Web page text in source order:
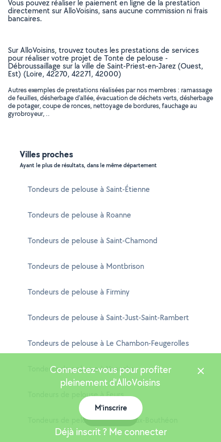
Vous pouvez réaliser le paiement en ligne de la prestation
directement sur AlloVoisins, sans aucune commission ni frais
bancaires.
Sur AlloVoisins, trouvez toutes les prestations de services
pour réaliser votre projet de Tonte de pelouse -
Débroussaillage sur la ville de Saint-Priest-en-Jarez (Ouest,
Est) (Loire, 42270, 42271, 42000)
Autres exemples de prestations réalisées par nos membres : ramassage
de feuilles, désherbage d'allée, évacuation de déchets verts, désherbage
de potager, coupe de ronces, nettoyage de bordures, fauchage au
gyrobroyeur, ..
Villes proches
Ayant le plus de résultats, dans le même département
Tondeurs de pelouse à Saint-Étienne
Tondeurs de pelouse à Roanne
Tondeurs de pelouse à Saint-Chamond
Tondeurs de pelouse à Montbrison
Tondeurs de pelouse à Firminy
Tondeurs de pelouse à Saint-Just-Saint-Rambert
Tondeurs de pelouse à Le Chambon-Feugerolles
Tondeurs de pelouse à Veauche
Tondeurs de pelouse à Feurs
Tondeurs de pelouse à Andrézieux-Bouthéon
Connectez-vous pour profiter
pleinement d'AlloVoisins
M'inscrire
Déjà inscrit ? Me connecter